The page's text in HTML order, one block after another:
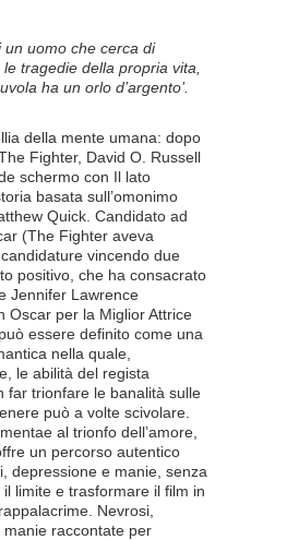
un uomo che cerca di
tragedie della propria vita,
ha un orlo d’argento’.
della mente umana: dopo
Fighter, David O. Russell
schermo con Il lato
basata sull’omonimo
Quick. Candidato ad
(The Fighter aveva
vincendo due
positivo, che ha consacrato
Jennifer Lawrence
Oscar per la Miglior Attrice
essere definito come una
nella quale,
le abilità del regista
far trionfare le banalità sulle
può a volte scivolare.
al trionfo dell’amore,
un percorso autentico
depressione e manie, senza
limite e trasformare il film in
Nevrosi,
raccontate per